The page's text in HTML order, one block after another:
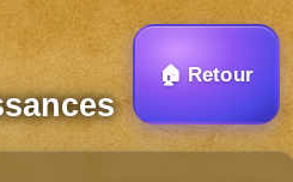
🏠 Retour